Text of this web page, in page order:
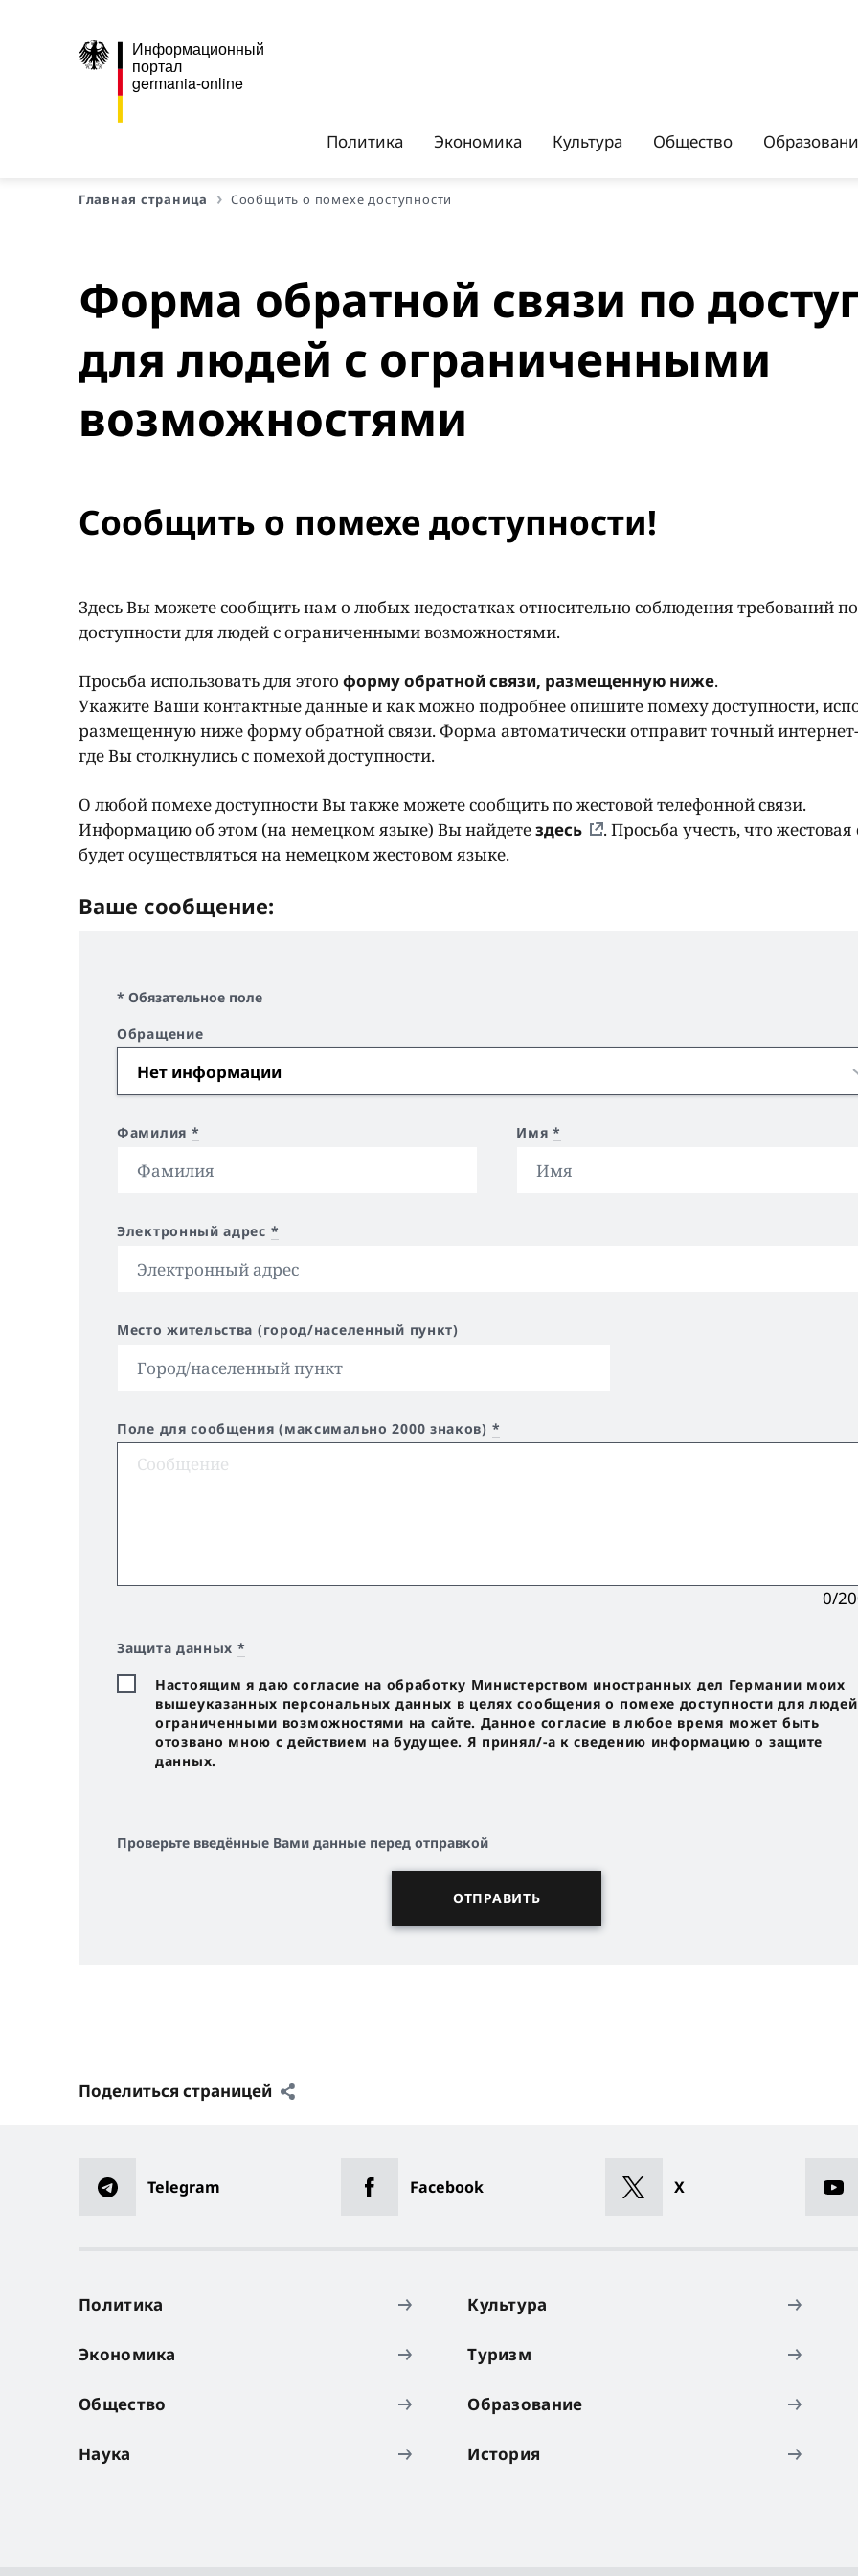
Информационный
портал
germania-online
Политика Экономика Культура Общество
Главная страница Сообщить о помехе доступности
Форма обратной связи по
для людей с ограниченными
возможностями
Сообщить о помехе доступности!
Здесь Вы можете сообщить нам о любых недостатках относительно соблюдения требований по
доступности для людей с ограниченными возможностями.
Просьба использовать для этого форму обратной связи, размещенную ниже.
Укажите Ваши контактные данные и как можно подробнее опишите помеху доступности,
размещенную ниже форму обратной связи. Форма автоматически отправит точный
где Вы столкнулись с помехой доступности.
О любой помехе доступности Вы также можете сообщить по жестовой телефонной связи.
Информацию об этом (на немецком языке) Вы найдетездесь
. Просьба учесть, что жестовая
будет осуществляться на немецком жестовом языке.
Ваше сообщение:
* Обязательное поле
Обращение
Фамилия * Имя*
Электронный адрес *
Место жительства (город/населенный пункт)
Поле для сообщения (максимально 2000 знаков) *
0/
Защита данных *
Настоящим я даю согласие на обработку Министерством иностранных дел Германии моих
вышеуказанных персональных данных в целях сообщения о помехе доступности для людей
ограниченными возможностями на сайте. Данное согласие в любое время может быть
отозвано мною с действием на будущее. Я принял/-a к сведению информацию о защите
данных.
Проверьте введённые Вами данные перед отправкой
Поделиться страницей
Telegram Facebook X
Политика
Экономика
Общество
Наука
Культура
Туризм
Образование
История